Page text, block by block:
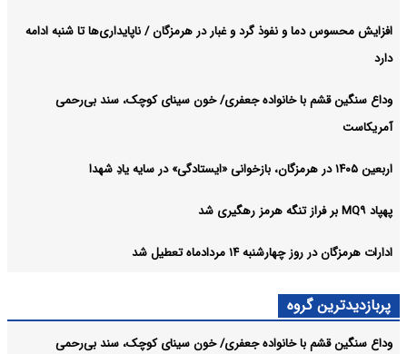
افزایش محسوس دما و نفوذ گرد و غبار در هرمزگان / ناپایداری‌ها تا شنبه ادامه
دارد
وداع سنگین قشم با خانواده جعفری/ خون سینای کوچک، سند بی‌رحمی
آمریکاست
اربعین ۱۴۰۵ در هرمزگان، بازخوانی «ایستادگی» در سایه یادِ شهدا
پهپاد MQ۹ بر فراز تنگه هرمز رهگیری شد
ادارات هرمزگان در روز چهارشنبه ۱۴ مردادماه تعطیل شد
پربازدیدترین گروه
وداع سنگین قشم با خانواده جعفری/ خون سینای کوچک، سند بی‌رحمی